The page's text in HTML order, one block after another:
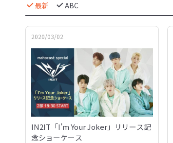
最新 ABC
2020/03/02
IN2IT「I’m Your Joker」リリース記
念ショーケース